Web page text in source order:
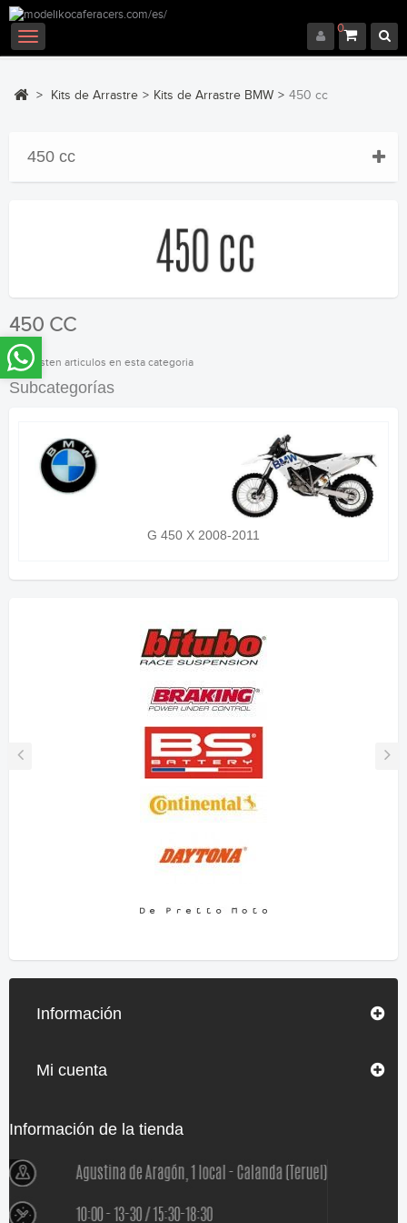
0
Navegación
Toggle
> Kits de Arrastre > Kits de Arrastre BMW > 450 cc
450 cc
450 CC
No existen articulos en esta categoria
Subcategorías
G 450 X 2008-2011
Información
Mi cuenta
Información de la tienda